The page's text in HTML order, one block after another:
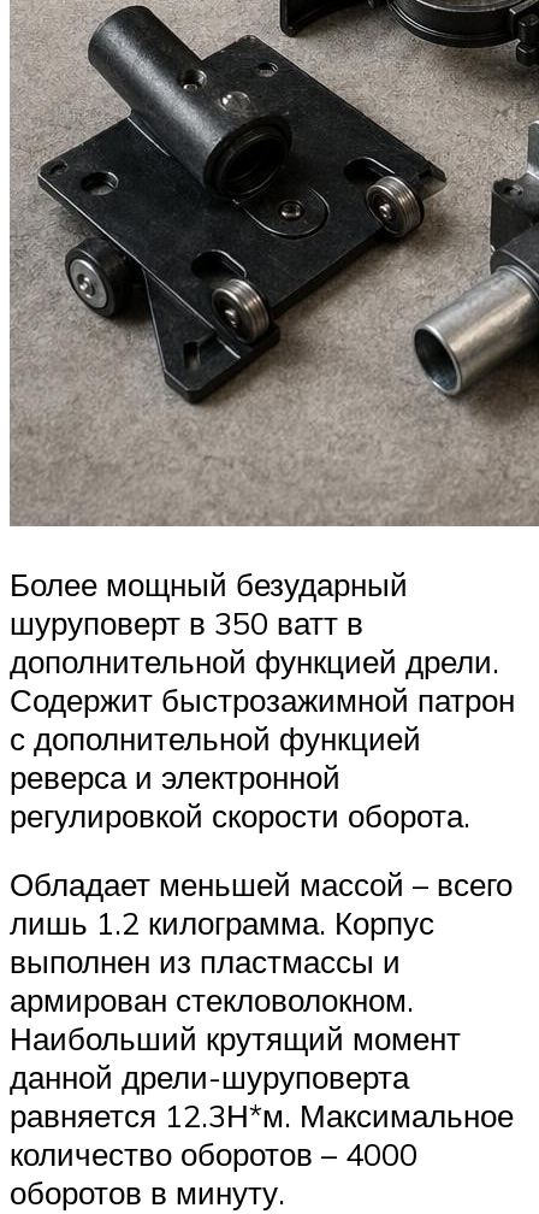
Более мощный безударный
шуруповерт в 350 ватт в
дополнительной функцией дрели.
Содержит быстрозажимной патрон
с дополнительной функцией
реверса и электронной
регулировкой скорости оборота.
Обладает меньшей массой – всего
лишь 1.2 килограмма. Корпус
выполнен из пластмассы и
армирован стекловолокном.
Наибольший крутящий момент
данной дрели-шуруповерта
равняется 12.3Н*м. Максимальное
количество оборотов – 4000
оборотов в минуту.